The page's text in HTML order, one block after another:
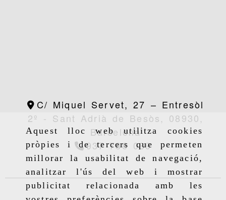
Aquest lloc web utilitza cookies
pròpies i de tercers que permeten
millorar la usabilitat de navegació,
analitzar l'ús del web i mostrar
publicitat relacionada amb les
C/ Miquel Servet, 27 – Entresòl
2º - Sant Adrià de Besòs, 08930,
Barcelona
937 786 089